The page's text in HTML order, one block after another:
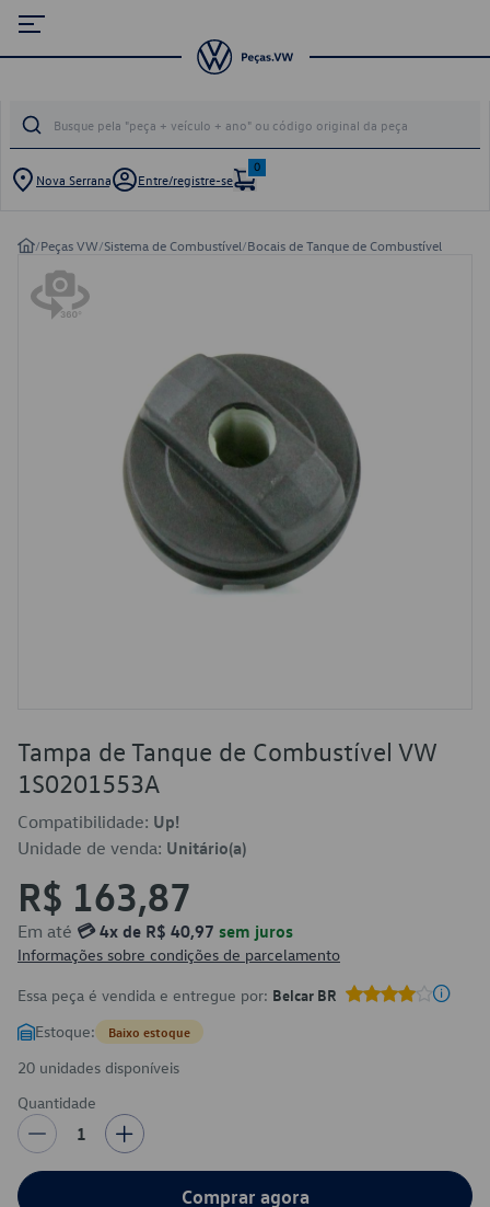
Nova Serrana Entre/registre-se
0
/Peças VW/Sistema de Combustível/Bocais de Tanque de Combustível
Tampa de Tanque de Combustível VW
1S0201553A
Compatibilidade: Up!
Unidade de venda: Unitário(a)
R$ 163,87
Em até 💳 4x de R$ 40,97 sem juros
Informações sobre condições de parcelamento
Essa peça é vendida e entregue por: Belcar BR
Estoque: Baixo estoque
20 unidades disponíveis
Quantidade
1
Comprar agora